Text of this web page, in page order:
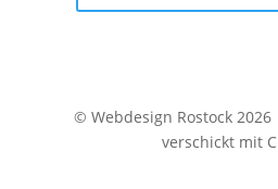
© Webdesign Rostock
verschickt mit